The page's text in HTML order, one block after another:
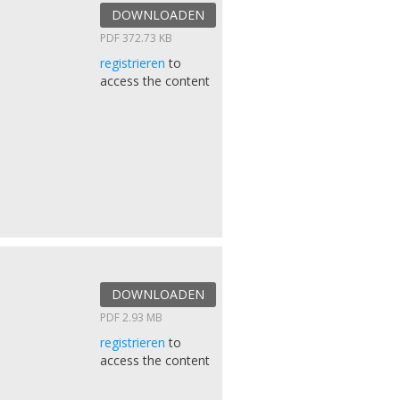
DOWNLOADEN
PDF 372.73 KB
registrierento
access the content
DOWNLOADEN
PDF 2.93 MB
registrierento
access the content